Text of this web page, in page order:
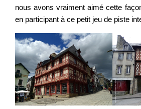
nous avons vraiment aimé cette
en participant à ce petit jeu de piste